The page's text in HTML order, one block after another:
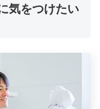
気をつけたい